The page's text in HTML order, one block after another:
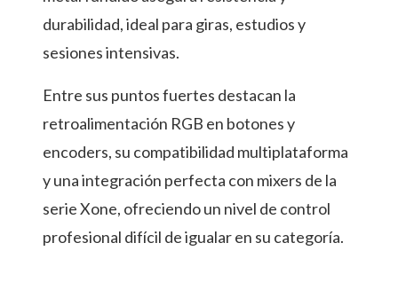
durabilidad, ideal para giras, estudios y
sesiones intensivas.
Entre sus puntos fuertes destacan la
retroalimentación RGB en botones y
encoders, su compatibilidad multiplataforma
y una integración perfecta con mixers de la
serie Xone, ofreciendo un nivel de control
profesional difícil de igualar en su categoría.